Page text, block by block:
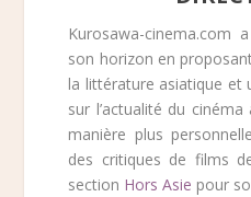
Kurosawa-cinema.com
son horizon en
la littérature asiatique et
sur l’actualité du
manière plus
des critiques de films
section Hors Asie pour